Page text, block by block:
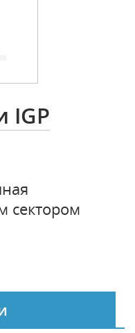
IGP
сектором